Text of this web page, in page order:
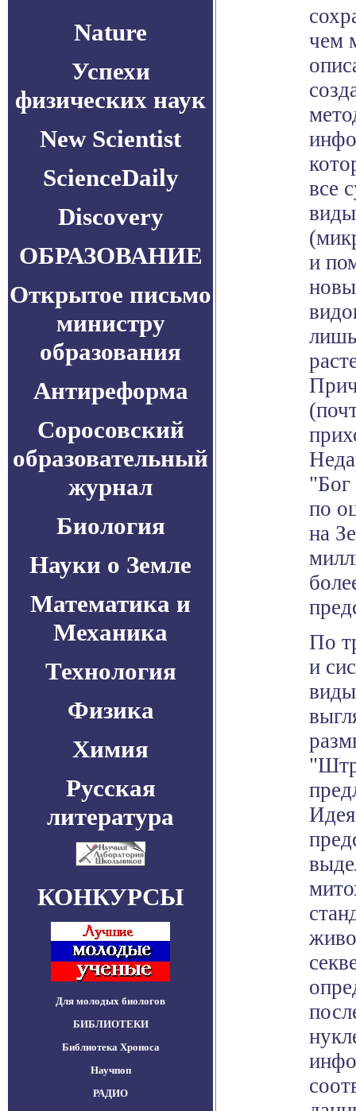
Nature
Успехи
физических наук
New Scientist
ScienceDaily
Discovery
ОБРАЗОВАНИЕ
Открытое письмо
министру
образования
Антиреформа
Соросовский
образовательный
журнал
Биология
Науки о Земле
Математика и
Механика
Технология
Физика
Химия
Русская
литература
КОНКУРСЫ
Для молодых биологов
БИБЛИОТЕКИ
Библиотека Хроноса
Научпоп
РАДИО
чем
все
и
по
на
По
и